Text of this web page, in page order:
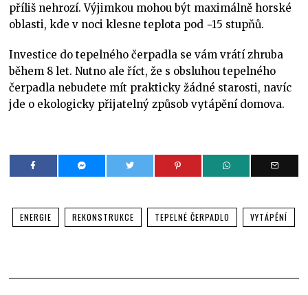
příliš nehrozí. Výjimkou mohou být maximálně horské
oblasti, kde v noci klesne teplota pod −15 stupňů.
Investice do tepelného čerpadla se vám vrátí zhruba
během 8 let. Nutno ale říct, že s obsluhou tepelného
čerpadla nebudete mít prakticky žádné starosti, navíc
jde o ekologicky přijatelný způsob vytápění domova.
ENERGIE REKONSTRUKCE TEPELNÉ ČERPADLO VYTÁPĚNÍ